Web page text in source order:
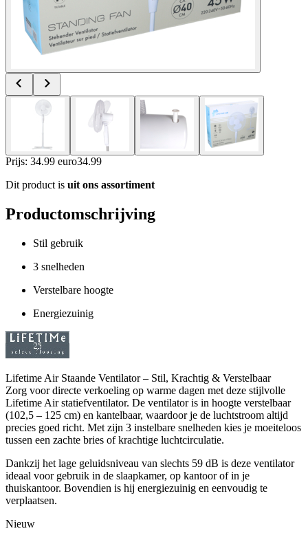
Prijs: 34.99 euro34.99
Dit product is uit ons assortiment
Productomschrijving
Stil gebruik
3 snelheden
Verstelbare hoogte
Energiezuinig
Lifetime Air Staande Ventilator – Stil, Krachtig & Verstelbaar
Zorg voor directe verkoeling op warme dagen met deze stijlvolle
Lifetime Air statiefventilator. De ventilator is in hoogte verstelbaar
(102,5 – 125 cm) en kantelbaar, waardoor je de luchtstroom altijd
precies goed richt. Met zijn 3 instelbare snelheden kies je moeiteloos
tussen een zachte bries of krachtige luchtcirculatie.
Dankzij het lage geluidsniveau van slechts 59 dB is deze ventilator
ideaal voor gebruik in de slaapkamer, op kantoor of in je
thuiskantoor. Bovendien is hij energiezuinig en eenvoudig te
verplaatsen.
Nieuw